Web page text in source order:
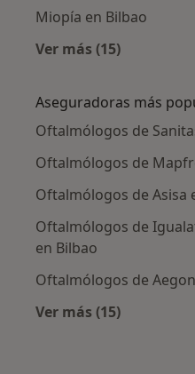
Miopía en Bilbao
Ver más (15)
Aseguradoras más
Oftalmólogos de
Oftalmólogos de
Oftalmólogos de Asisa
Oftalmólogos de
en Bilbao
Oftalmólogos de
Ver más (15)